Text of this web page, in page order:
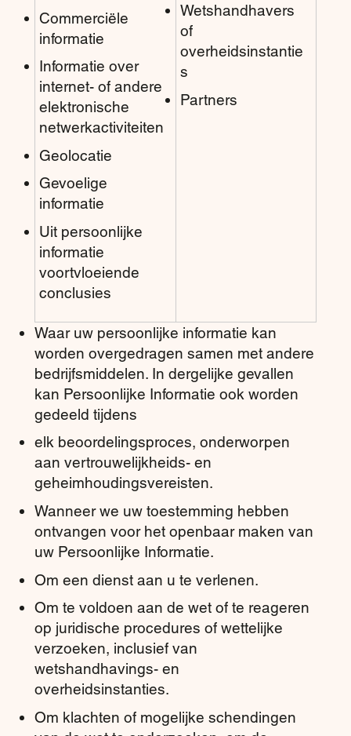
Commerciële
informatie
Informatie over
internet- of andere
elektronische
netwerkactiviteiten
Geolocatie
Gevoelige
informatie
Uit persoonlijke
informatie
voortvloeiende
conclusies
Wetshandhavers
of
overheidsinstantie
s
Partners
Waar uw persoonlijke informatie kan
worden overgedragen samen met andere
bedrijfsmiddelen. In dergelijke gevallen
kan Persoonlijke Informatie ook worden
gedeeld tijdens
elk beoordelingsproces, onderworpen
aan vertrouwelijkheids- en
geheimhoudingsvereisten.
Wanneer we uw toestemming hebben
ontvangen voor het openbaar maken van
uw Persoonlijke Informatie.
Om een dienst aan u te verlenen.
Om te voldoen aan de wet of te reageren
op juridische procedures of wettelijke
verzoeken, inclusief van
wetshandhavings- en
overheidsinstanties.
Om klachten of mogelijke schendingen